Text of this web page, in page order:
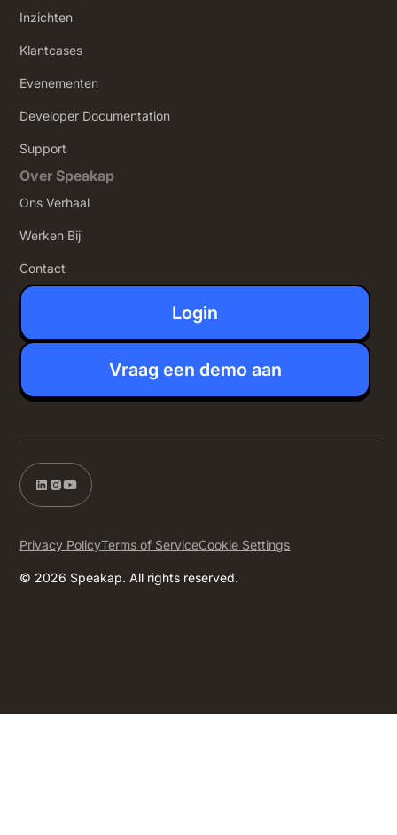
Inzichten
Klantcases
Evenementen
Developer Documentation
Support
Over Speakap
Ons Verhaal
Werken Bij
Contact
Login
Vraag een demo aan
© 2026 Speakap. All rights reserved.
Privacy PolicyTerms of ServiceCookie Settings